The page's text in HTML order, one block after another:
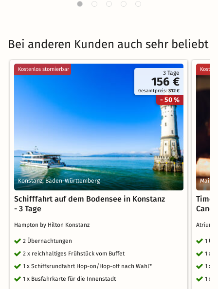
Bei anderen Kunden auch sehr beliebt
3 Tage
156 €
Gesamtpreis:312 €
- 50 %
Kostenlos stornierbar
Konstanz, Baden-Württemberg
Schifffahrt auf dem Bodensee in Konstanz
- 3 Tage
Hampton by Hilton Konstanz
2 Übernachtungen
2 x reichhaltiges Frühstück vom Buffet
1 x Schiffsrundfahrt Hop-on/Hop-off nach Wahl*
1 x Busfahrkarte für die Innenstadt
Time
Atrium
1
1 x
1 x
1 x